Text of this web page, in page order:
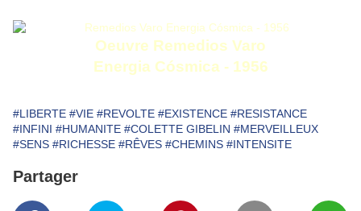
Oeuvre Remedios Varo
Energia Cósmica - 1956
#LIBERTE #VIE #REVOLTE #EXISTENCE #RESISTANCE
#INFINI #HUMANITE #COLETTE GIBELIN #MERVEILLEUX
#SENS #RICHESSE #RÊVES #CHEMINS #INTENSITE
Partager